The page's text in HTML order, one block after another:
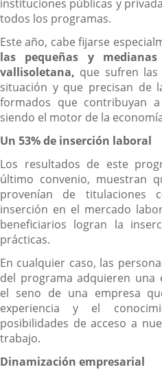
instituciones públicas y
todos los programas.
Este año, cabe fijarse
las pequeñas y
vallisoletana, que sufren las
situación y que precisan de
formados que contribuyan
siendo el motor de la
Un 53% de inserción laboral
Los resultados de este
último convenio, muestran
provenían de titulaciones
inserción en el mercado
beneficiarios logran la
prácticas.
En cualquier caso, las
del programa adquieren una
el seno de una empresa
experiencia y el
posibilidades de acceso a
trabajo.
Dinamización empresarial